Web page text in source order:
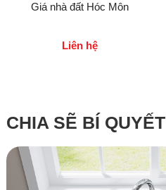
Giá nhà đất Hóc Môn
Liên hệ
CHIA SẼ BÍ QUYẾT